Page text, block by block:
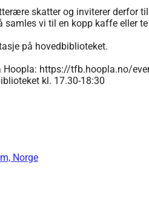
skatter og inviterer derfor
vi til en kopp kaffe eller
på hovedbiblioteket.
Hoopla: https://tfb.hoopla.no/
kl. 17.30-18:30
Norge